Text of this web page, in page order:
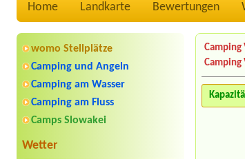
Home Landkarte Bewertungen
womo Stellplätze
Camping und Angeln
Camping am Wasser
Camping am Fluss
Camps Slowakei
Wetter
Camping
Camping